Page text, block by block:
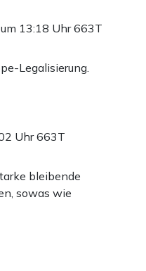
13:18 Uhr663T
Legalisierung.
Uhr663T
bleibende
sowas wie